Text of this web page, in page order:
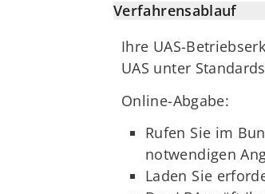
Verfahrensablauf
Ihre UAS-
UAS unter
Online-Abgabe:
Rufen Sie im
notwendigen
Laden Sie